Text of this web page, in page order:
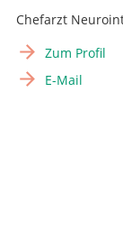
Chefarzt
Zum Profil
E-Mail